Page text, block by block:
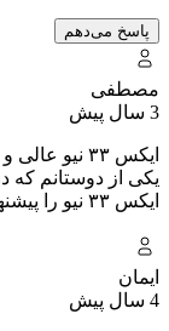
پاسخ می‌دهم
مصطفی
3 سال پیش
ایکس ۳۳
یکی از دوستانم که
ایکس ۳۳ نیو‌ را پیشنهاد داد
ایمان
4 سال پیش